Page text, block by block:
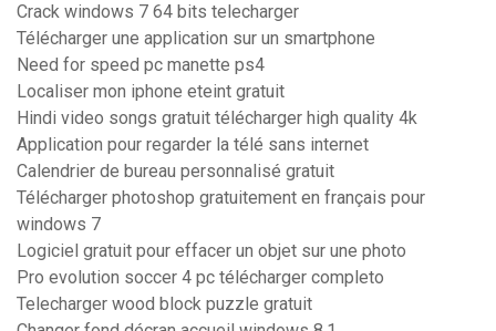
Crack windows 7 64 bits telecharger
Télécharger une application sur un smartphone
Need for speed pc manette ps4
Localiser mon iphone eteint gratuit
Hindi video songs gratuit télécharger high quality 4k
Application pour regarder la télé sans internet
Calendrier de bureau personnalisé gratuit
Télécharger photoshop gratuitement en français pour
windows 7
Logiciel gratuit pour effacer un objet sur une photo
Pro evolution soccer 4 pc télécharger completo
Telecharger wood block puzzle gratuit